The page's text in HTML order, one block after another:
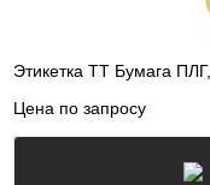
Этикетка ТТ Бумага
Цена по запросу